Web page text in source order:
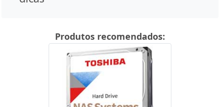
Produtos recomendados: